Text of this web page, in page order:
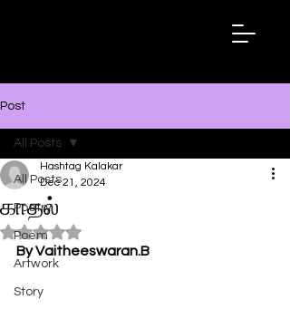
Post
All Posts
Poetry
Poem
Artwork
Story
All Posts
காதல்
Hashtag Kalakar
Dec 21, 2024
Rated NaN out of 5 stars.
By Vaitheeswaran.B